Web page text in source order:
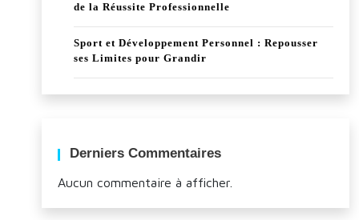
de la Réussite Professionnelle
Sport et Développement Personnel : Repousser
ses Limites pour Grandir
Derniers Commentaires
Aucun commentaire à afficher.